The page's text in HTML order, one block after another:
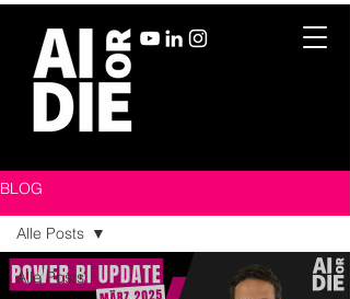
BLOG
Alle Posts
Alle Posts